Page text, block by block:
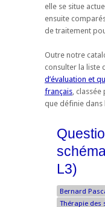
elle se situe
ensuite
de traitement
Outre notre
consulter la liste
d’évaluation et
français,
que définie
L3)
Bernard
Thérapie des